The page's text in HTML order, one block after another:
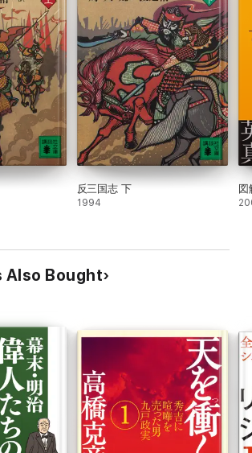
反三国志 下
1994
図
Also Bought